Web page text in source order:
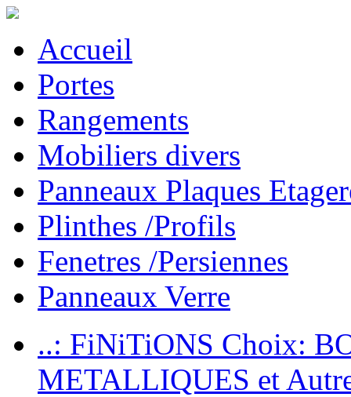
Accueil
Portes
Rangements
Mobiliers divers
Panneaux Plaques
Plinthes /Profils
Fenetres /Persiennes
Panneaux Verre
..: FiNiTiONS Choix:
METALLIQUES et